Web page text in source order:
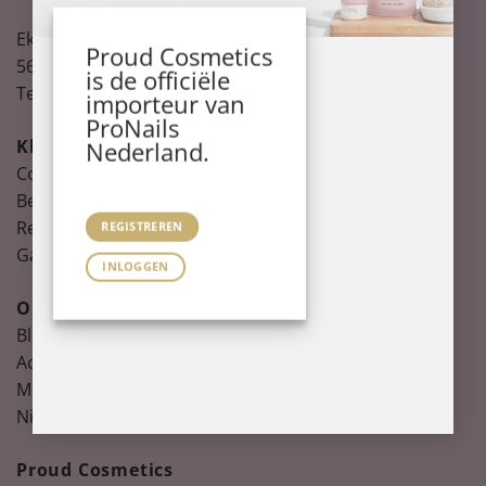
Proud Cosmetics
is de officiële
importeur van
ProNails
Nederland.
REGISTREREN
INLOGGEN
Ekkersrijt 1121
5692 AD Son
Tel:
085-2103543
Klantenservice
Contact
Bezorgen
Retourneren
Garantie
Ontdek
Blog
Academy
Merken
Nieuwsbrief
Proud Cosmetics